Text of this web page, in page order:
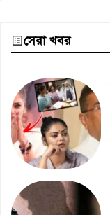
সেরা খবর